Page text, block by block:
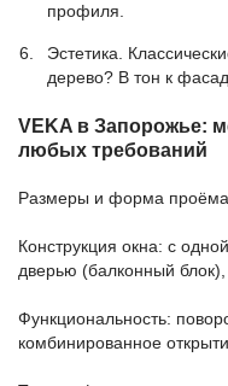
профиля.
Эстетика.
дерево? В тон к
VEKA в Запорожье:
любых требований
Размеры и форма
Конструкция окна: с
дверью (балконный
Функциональность:
комбинированное